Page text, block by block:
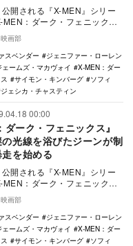
開される『X-MEN』シリー
MEN：ダーク・フェニック
本限定オリジナルポスターが
画部
スベンダー
ジェニファー・ローレン
ェームズ・マカヴォイ
X-MEN：ダー
サイモン・キンバーグ
ソフィ
ジェシカ・チャスティン
00:00
ダーク・フェニックス』
光線を浴びたジーンが制
を始める
開される『X-MEN』シリー
MEN：ダーク・フェニック
本予告映像が公開された。
画部
スベンダー
ジェニファー・ローレン
ェームズ・マカヴォイ
X-MEN：ダー
サイモン・キンバーグ
ソフィ